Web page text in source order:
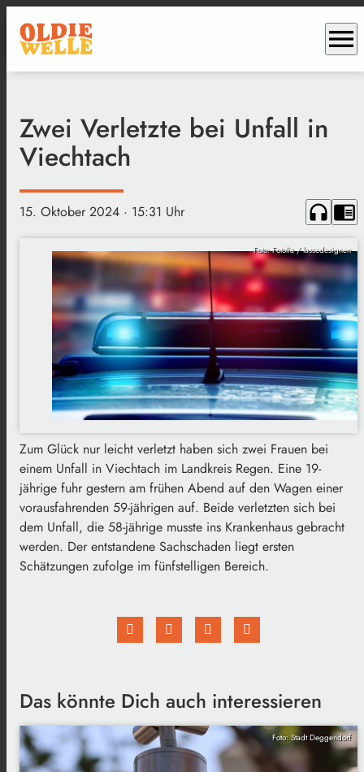
menu
Zwei Verletzte bei Unfall in
Viechtach
15. Oktober 2024 · 15:31 Uhr headphones chrome_reader_mode
Foto: Fotolia / lassedesignen
Zum Glück nur leicht verletzt haben sich zwei Frauen bei
einem Unfall in Viechtach im Landkreis Regen. Eine 19-
jährige fuhr gestern am frühen Abend auf den Wagen einer
vorausfahrenden 59-jährigen auf. Beide verletzten sich bei
dem Unfall, die 58-jährige musste ins Krankenhaus gebracht
werden. Der entstandene Sachschaden liegt ersten
Schätzungen zufolge im fünfstelligen Bereich.
Das könnte Dich auch interessieren
Foto: Stadt Deggendorf